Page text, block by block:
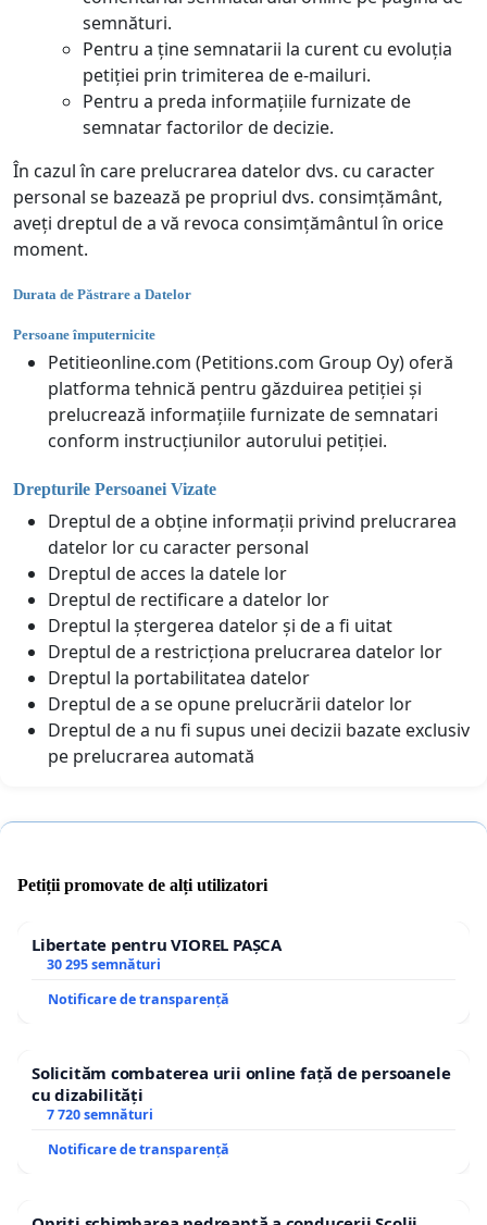
semnături.
Pentru a ține semnatarii la curent cu evoluția
petiției prin trimiterea de e-mailuri.
Pentru a preda informațiile furnizate de
semnatar factorilor de decizie.
În cazul în care prelucrarea datelor dvs. cu caracter
personal se bazează pe propriul dvs. consimțământ,
aveți dreptul de a vă revoca consimțământul în orice
moment.
Durata de Păstrare a Datelor
Persoane împuternicite
Petitieonline.com (Petitions.com Group Oy) oferă
platforma tehnică pentru găzduirea petiției și
prelucrează informațiile furnizate de semnatari
conform instrucțiunilor autorului petiției.
Drepturile Persoanei Vizate
Dreptul de a obține informații privind prelucrarea
datelor lor cu caracter personal
Dreptul de acces la datele lor
Dreptul de rectificare a datelor lor
Dreptul la ștergerea datelor și de a fi uitat
Dreptul de a restricționa prelucrarea datelor lor
Dreptul la portabilitatea datelor
Dreptul de a se opune prelucrării datelor lor
Dreptul de a nu fi supus unei decizii bazate exclusiv
pe prelucrarea automată
Petiții promovate de alți utilizatori
Libertate pentru VIOREL PAȘCA
30 295 semnături
Notificare de transparență
Solicităm combaterea urii online față de persoanele
cu dizabilități
7 720 semnături
Notificare de transparență